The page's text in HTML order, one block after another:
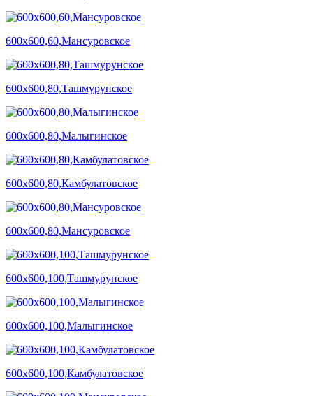
600х600,60,Мансуровское
600х600,80,Ташмурунское
600х600,80,Малыгинское
600х600,80,Камбулатовское
600х600,80,Мансуровское
600х600,100,Ташмурунское
600х600,100,Малыгинское
600х600,100,Камбулатовское